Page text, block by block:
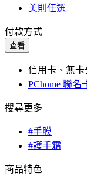
美則任選
付款方式
查看
信用卡、無
PChome 聯名
搜尋更多
#手膜
#護手霜
商品特色